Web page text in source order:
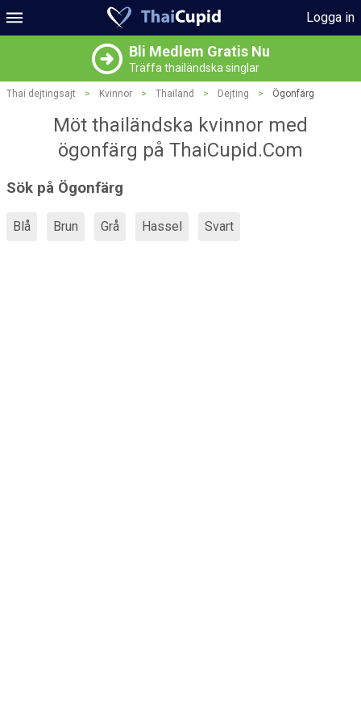
Logga in
Bli Medlem Gratis Nu
Träffa thailändska singlar
Thai dejtingsajt > Kvinnor > Thailand > Dejting > Ögonfärg
Möt thailändska kvinnor med
ögonfärg på ThaiCupid.Com
Sök på Ögonfärg
Blå Brun Grå Hassel Svart